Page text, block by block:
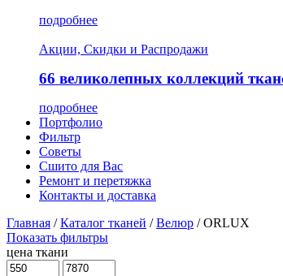
подробнее
Акции, Скидки и Распродажи
66 великолепных коллекций
подробнее
Портфолио
Фильтр
Советы
Сшито для Вас
Ремонт и перетяжка
Контакты и доставка
Главная / Каталог тканей / Велюр / ORLUX
Показать фильтры
цена ткани